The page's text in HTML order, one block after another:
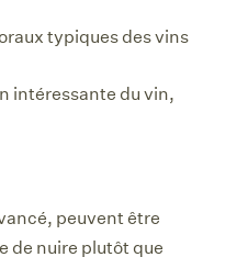
typiques des vins
intéressante du vin,
peuvent être
de nuire plutôt que